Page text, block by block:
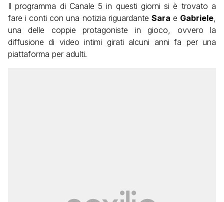
Il programma di Canale 5 in questi giorni si è trovato a
fare i conti con una notizia riguardante Sara e Gabriele
una delle coppie protagoniste in gioco, ovvero la
diffusione di video intimi girati alcuni anni fa per una
piattaforma per adulti.